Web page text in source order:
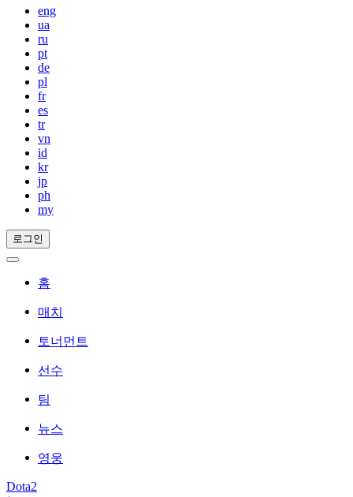
eng
ua
ru
pt
de
pl
fr
es
tr
vn
id
kr
jp
ph
my
로그인
홈
매치
토너먼트
선수
팀
뉴스
영웅
Dota2